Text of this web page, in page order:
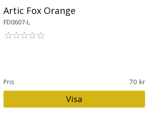
Artic Fox Orange
FD0607-L
Pris 70
Visa